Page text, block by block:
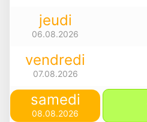
jeudi
06.08.2026
vendredi
07.08.2026
samedi
08.08.2026